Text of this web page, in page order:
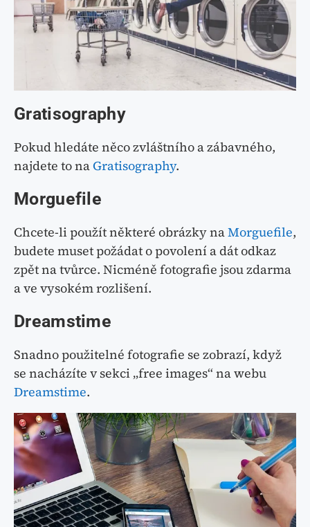
Gratisography
Pokud hledáte něco zvláštního a zábavného,
najdete to naGratisography.
Morguefile
Chcete-li použít některé obrázky naMorguefile,
budete muset požádat o povolení a dát odkaz
zpět na tvůrce. Nicméně fotografie jsou zdarma
a ve vysokém rozlišení.
Dreamstime
Snadno použitelné fotografie se zobrazí, když
se nacházíte v sekci „free images“ na webu
Dreamstime.